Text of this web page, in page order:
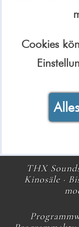
Cookies
THX
Kinosäle ·